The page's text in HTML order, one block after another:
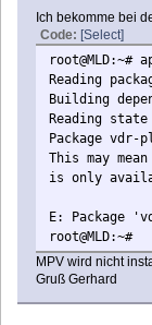
damit läst sich das
Ich habe eine
morgen dann das
Roland
gkd-berlin
Testbericht MLD-6.x
Reply #486 on:March
SW: mld-image-